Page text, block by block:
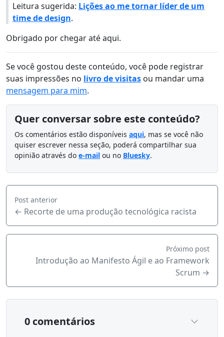
Leitura sugerida: Lições ao me tornar líder de um
time de design.
Obrigado por chegar até aqui.
Se você gostou deste conteúdo, você pode registrar
suas impressões no livro de visitas ou mandar uma
mensagem para mim.
Quer conversar sobre este conteúdo?
Os comentários estão disponíveis aqui, mas se você não
quiser escrever nessa seção, poderá compartilhar sua
opinião através do e-mail ou no Bluesky.
Post anterior
← Recorte de uma produção tecnológica racista
Próximo post
Introdução ao Manifesto Ágil e ao Framework
Scrum →
0 comentários